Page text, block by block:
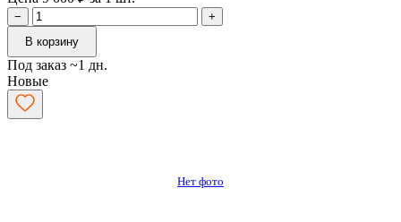
−
+
В корзину
Под заказ ~1 дн.
Новые
Нет фото